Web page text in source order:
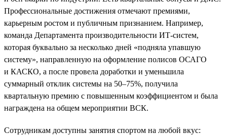
Профессиональные достижения отмечают премиями,
карьерным ростом и публичным признанием. Например,
команда Департамента производительности ИТ-систем,
которая буквально за несколько дней «подняла упавшую
систему», направленную на оформление полисов ОСАГО
и КАСКО, а после провела доработки и уменьшила
суммарный отклик системы на 50–75%, получила
квартальную премию с повышенным коэффициентом и была
награждена на общем мероприятии ВСК.
Сотрудникам доступны занятия спортом на любой вкус: